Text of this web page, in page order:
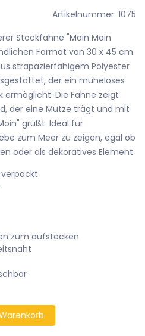
Artikelnummer: 1075
Stockfahne "Moin Moin
Format von 30 x 45 cm.
strapazierfähigem Polyester
der ein müheloses
Die Fahne zeigt
der eine Mütze trägt und mit
grüßt. Ideal für
zum Meer zu zeigen, egal ob
oder als dekoratives Element.
verpackt
zum aufstecken